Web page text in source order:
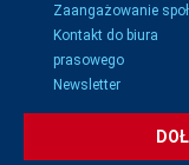
Zaangażowanie
Kontakt do biura
prasowego
Newsletter